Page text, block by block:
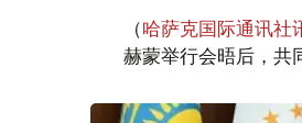
（哈萨克国际通讯社
赫蒙举行会晤后，共